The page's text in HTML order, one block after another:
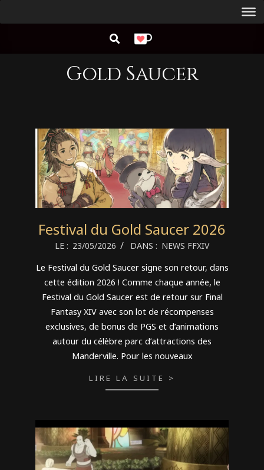
au
de
RECHERCHER
Gold Saucer
Festival du Gold Saucer 2026
2026-
23
LE : 23/05/2026 DANS : NEWS FFXIV
Le Festival du Gold Saucer signe son retour, dans
cette édition 2026 ! Comme chaque année, le
Festival du Gold Saucer est de retour sur Final
Fantasy XIV avec son lot de récompenses
exclusives, de bonus de PGS et d’animations
autour du célèbre parc d’attractions des
Manderville. Pour les nouveaux
LIRE LA SUITE >